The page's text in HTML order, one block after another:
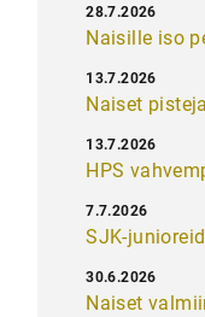
Naisille iso
28.7.2026
Naiset
13.7.2026
HPS
13.7.2026
SJK-
7.7.2026
Naiset
30.6.2026